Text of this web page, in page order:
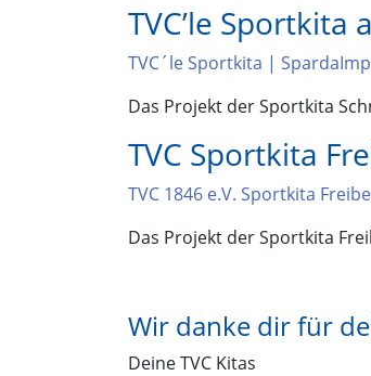
TVC’le Sportkita
TVC´le Sportkita |
Das Projekt der Sportkita
TVC Sportkita
TVC 1846 e.V. Sportkita
Das Projekt der Sportkita
Wir danke dir für
Deine TVC Kitas